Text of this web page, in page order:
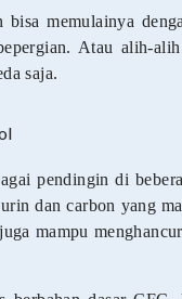
memulainya
Atau alih-
saja.
pendingin di
dan carbon yang
mampu